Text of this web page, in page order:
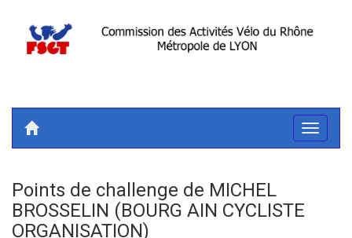
Toggle
Points de challenge de MICHEL
BROSSELIN (BOURG AIN CYCLISTE
ORGANISATION)